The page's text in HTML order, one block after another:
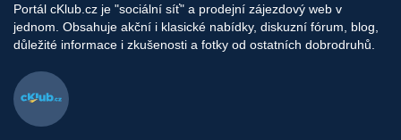
Portál cKlub.cz je "sociální síť" a prodejní zájezdový web v
jednom. Obsahuje akční i klasické nabídky, diskuzní fórum, blog,
důležité informace i zkušenosti a fotky od ostatních dobrodruhů.